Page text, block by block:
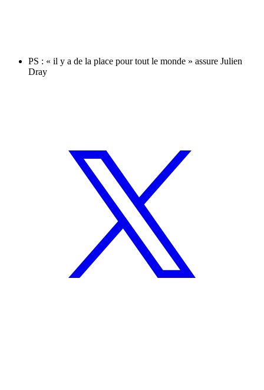
PS : « il y a de la place pour tout le monde » assure Julien
Dray